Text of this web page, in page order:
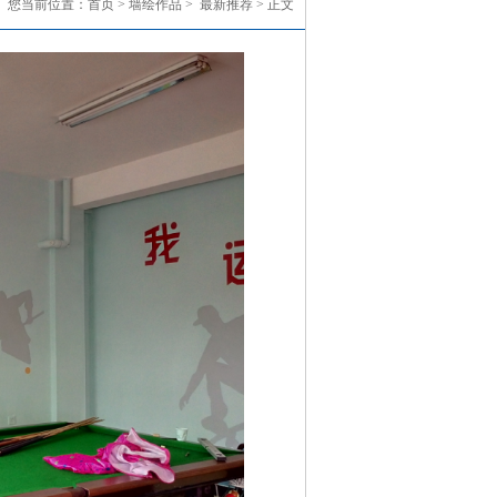
您当前位置： 首页 > 墙绘作品 > 最新推荐 > 正文